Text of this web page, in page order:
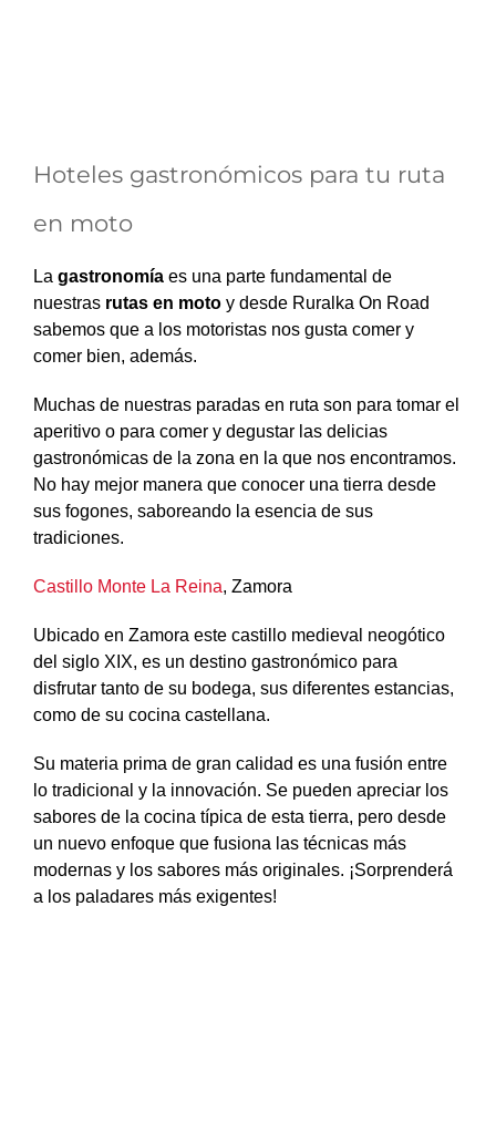
Hoteles gastronómicos para tu ruta
en moto
La gastronomía es una parte fundamental de
nuestras rutas en moto y desde Ruralka On Road
sabemos que a los motoristas nos gusta comer y
comer bien, además.
Muchas de nuestras paradas en ruta son para tomar el
aperitivo o para comer y degustar las delicias
gastronómicas de la zona en la que nos encontramos.
No hay mejor manera que conocer una tierra desde
sus fogones, saboreando la esencia de sus
tradiciones.
Castillo Monte La Reina, Zamora
Ubicado en Zamora este castillo medieval neogótico
del siglo XIX, es un destino gastronómico para
disfrutar tanto de su bodega, sus diferentes estancias,
como de su cocina castellana.
Su materia prima de gran calidad es una fusión entre
lo tradicional y la innovación. Se pueden apreciar los
sabores de la cocina típica de esta tierra, pero desde
un nuevo enfoque que fusiona las técnicas más
modernas y los sabores más originales. ¡Sorprenderá
a los paladares más exigentes!